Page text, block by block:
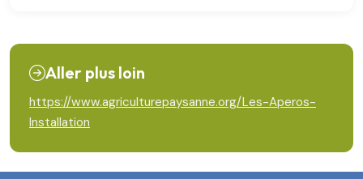
Aller plus loin
https://www.agriculturepaysanne.org/Les-Aperos-
Installation